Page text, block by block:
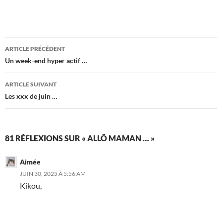
Navigation
des
articles
ARTICLE PRÉCÉDENT
Un week-end hyper actif …
ARTICLE SUIVANT
Les xxx de juin …
81 RÉFLEXIONS SUR « ALLÔ MAMAN … »
Aimée
JUIN 30, 2025 À 5:56 AM
Kikou,